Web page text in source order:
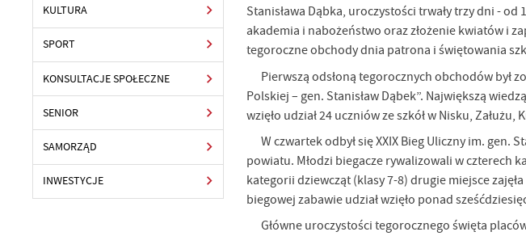
KULTURA
SPORT
KONSULTACJE SPOŁECZNE
SENIOR
SAMORZĄD
INWESTYCJE
Stanisława Dąbka, uroczystości trwały trzy dni -
akademia i nabożeństwo oraz złożenie kwiatów i
tegoroczne obchody dnia patrona i świętowania
Pierwszą odsłoną tegorocznych obchodów był
Polskiej – gen. Stanisław Dąbek”. Największą
wzięło udział 24 uczniów ze szkół w Nisku,
W czwartek odbył się XXIX Bieg Uliczny im. gen.
powiatu. Młodzi biegacze rywalizowali w czterech
kategorii dziewcząt (klasy 7-8) drugie miejsce
biegowej zabawie udział wzięło ponad
Główne uroczystości tegorocznego święta